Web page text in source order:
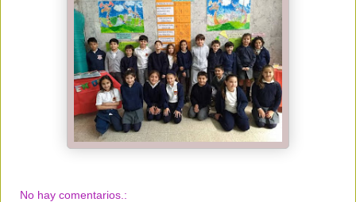
No hay comentarios.: